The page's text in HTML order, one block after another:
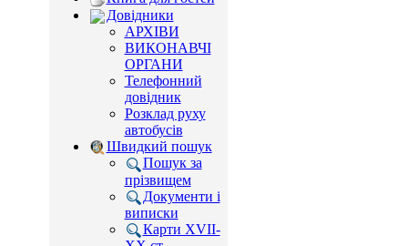
Довідники
АРХІВИ
ВИКОНАВЧІ
ОРГАНИ
Телефонний
довідник
Розклад руху
автобусів
Швидкий пошук
Пошук за
прізвищем
Документи і
виписки
Карти XVII-